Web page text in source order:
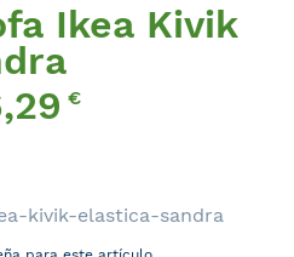
Ikea Kivik
€
kivik-elastica-sandra